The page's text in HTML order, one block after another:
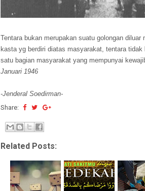
Tentara bukan merupakan suatu golongan
kasta yg berdiri diatas masyarakat, tentara
satu bagian masyarakat yang mempunyai
Januari 1946
-Jenderal Soedirman-
Share:
Related Posts: